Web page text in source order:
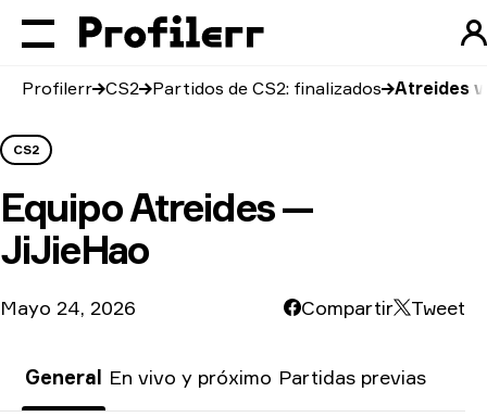
Profilerr CS2 Partidos de CS2: finalizados Atreides
CS2
EquipoAtreides —
JiJieHao
Mayo 24, 2026 Compartir Tweet
General En vivo y próximo Partidas previas